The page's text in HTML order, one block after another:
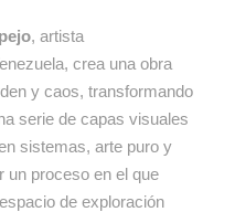
, artista
crea una obra
y caos, transformando
serie de capas visuales
sistemas, arte puro y
un proceso en el que
de exploración